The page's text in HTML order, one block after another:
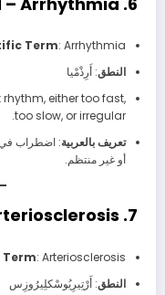
Term: Arrhythmia
النطق: أَرِذْمْيا
either too fast,
too slow, or irregular.
تعريف بالعربية: اضطراب في
أو غير منتظم.
7. Arteriosclerosis – تصلب الشرايين
: Arteriosclerosis
النطق: أَرْتِيرِيُوسْكلِيرُوزِس